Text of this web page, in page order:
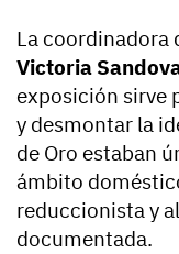
La coordinadora
Victoria
exposición sirve
y desmontar la
de Oro estaban
ámbito
reduccionista y
documentada.